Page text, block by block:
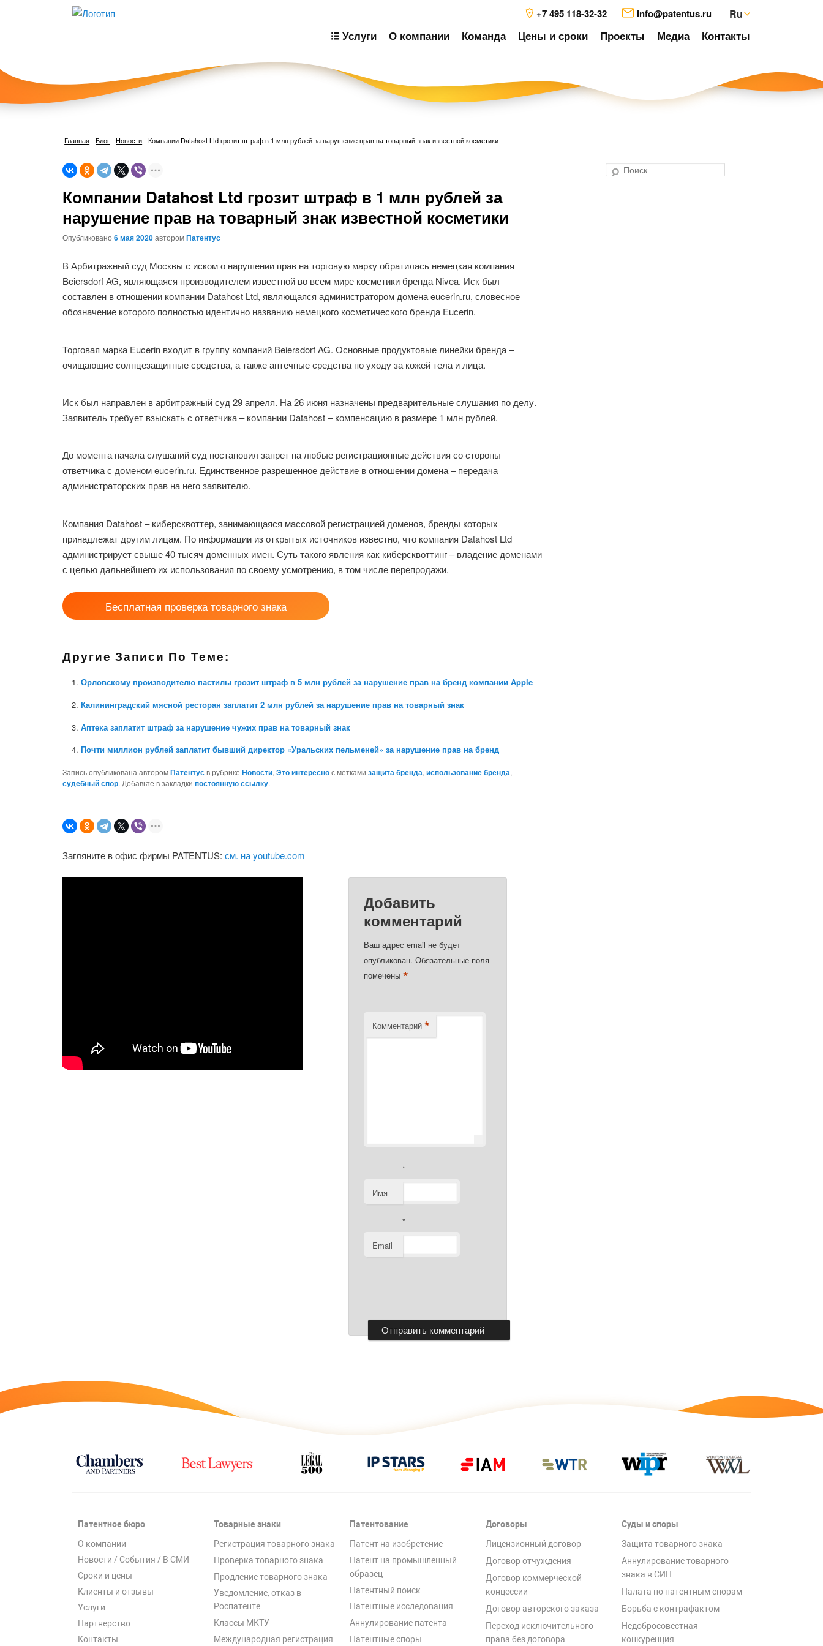
+7 495 118-32-32 info@patentus.ru Ru
Услуги О компании Команда Цены и сроки Проекты Медиа Контакты
Главная-Блог- Новости- Компании Datahost Ltd грозит штраф в 1 млн рублей за нарушение прав на товарный знак известной косметики
Компании Datahost Ltd грозит штраф в 1 млн рублей за
нарушение прав на товарный знак известной косметики
Опубликовано6 мая 2020авторомПатентус
В Арбитражный суд Москвы с иском о нарушении прав на торговую марку обратилась немецкая компания
Beiersdorf AG, являющаяся производителем известной во всем мире косметики бренда Nivea. Иск был
составлен в отношении компании Datahost Ltd, являющаяся администратором домена eucerin.ru, словесное
обозначение которого полностью идентично названию немецкого косметического бренда Eucerin.
Торговая марка Eucerin входит в группу компаний Beiersdorf AG. Основные продуктовые линейки бренда –
очищающие солнцезащитные средства, а также аптечные средства по уходу за кожей тела и лица.
Иск был направлен в арбитражный суд 29 апреля. На 26 июня назначены предварительные слушания по делу.
Заявитель требует взыскать с ответчика – компании Datahost – компенсацию в размере 1 млн рублей.
До момента начала слушаний суд постановил запрет на любые регистрационные действия со стороны
ответчика с доменом eucerin.ru. Единственное разрешенное действие в отношении домена – передача
администраторских прав на него заявителю.
Компания Datahost – киберсквоттер, занимающаяся массовой регистрацией доменов, бренды которых
принадлежат другим лицам. По информации из открытых источников известно, что компания Datahost Ltd
администрирует свыше 40 тысяч доменных имен. Суть такого явления как киберсквоттинг – владение доменами
с целью дальнейшего их использования по своему усмотрению, в том числе перепродажи.
Бесплатная проверка товарного знака
Другие Записи По Теме:
Орловскому производителю пастилы грозит штраф в 5 млн рублей за нарушение прав на бренд компании Apple
Калининградский мясной ресторан заплатит 2 млн рублей за нарушение прав на товарный знак
Аптека заплатит штраф за нарушение чужих прав на товарный знак
Почти миллион рублей заплатит бывший директор «Уральских пельменей» за нарушение прав на бренд
Запись опубликована авторомПатентусв рубрикеНовости,Это интереснос меткамизащита бренда,использование бренда,
судебный спор. Добавьте в закладкипостоянную ссылку.
Загляните в офис фирмы PATENTUS:см. на youtube.com
Добавить
комментарий
Ваш адрес email не будет
опубликован. Обязательные поля
помечены*
Комментарий *
Имя
*
Email
*
Патентное бюро
О компании
Новости / События / В СМИ
Сроки и цены
Клиенты и отзывы
Услуги
Партнерство
Контакты
Товарные знаки
Регистрация товарного знака
Проверка товарного знака
Продление товарного знака
Уведомление, отказ в
Роспатенте
Классы МКТУ
Международная регистрация
Патентование
Патент на изобретение
Патент на промышленный
образец
Патентный поиск
Патентные исследования
Аннулирование патента
Патентные споры
Договоры
Лицензионный договор
Договор отчуждения
Договор коммерческой
концессии
Договор авторского заказа
Переход исключительного
права без договора
Суды и споры
Защита товарного знака
Аннулирование товарного
знака в СИП
Палата по патентным спорам
Борьба с контрафактом
Недобросовестная
конкуренция